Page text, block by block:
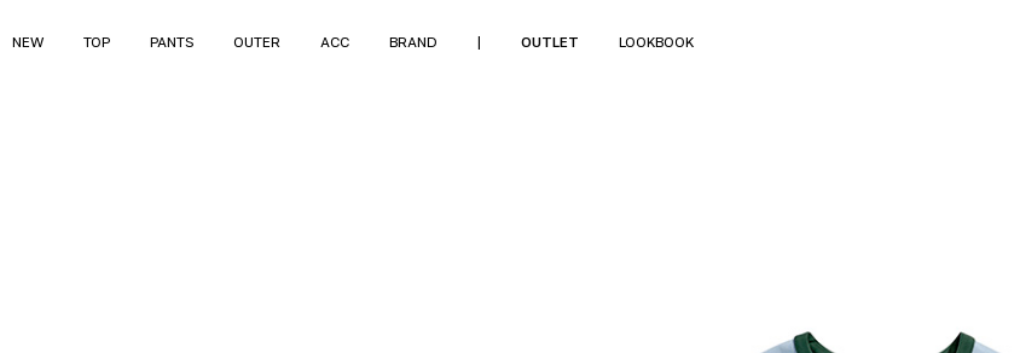
NEW TOP PANTS OUTER ACC BRAND OUTLET LOOKBOOK